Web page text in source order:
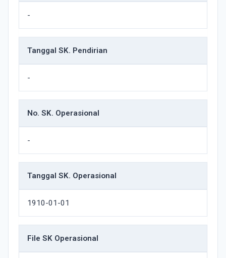
-
Tanggal SK. Pendirian
-
No. SK. Operasional
-
Tanggal SK. Operasional
1910-01-01
File SK Operasional